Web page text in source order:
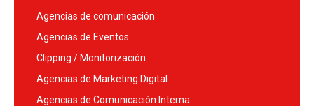
Agencias de comunicación
Agencias de Eventos
Clipping / Monitorización
Agencias de Marketing Digital
Agencias de Comunicación Interna